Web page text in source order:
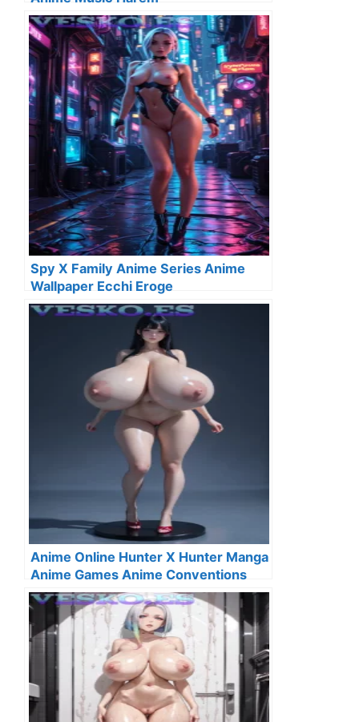
Spy X Family Anime Series Anime
Wallpaper Ecchi Eroge
Anime Online Hunter X Hunter Manga
Anime Games Anime Conventions